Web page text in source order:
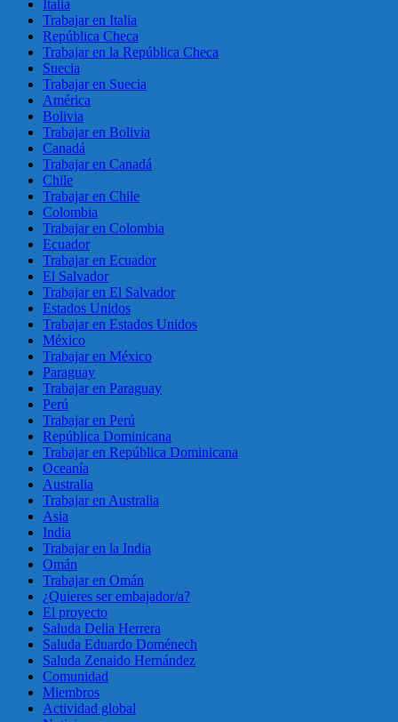
Italia
Trabajar en Italia
República Checa
Trabajar en la República Checa
Suecia
Trabajar en Suecia
América
Bolivia
Trabajar en Bolivia
Canadá
Trabajar en Canadá
Chile
Trabajar en Chile
Colombia
Trabajar en Colombia
Ecuador
Trabajar en Ecuador
El Salvador
Trabajar en El Salvador
Estados Unidos
Trabajar en Estados Unidos
México
Trabajar en México
Paraguay
Trabajar en Paraguay
Perú
Trabajar en Perú
República Dominicana
Trabajar en República Dominicana
Oceanía
Australia
Trabajar en Australia
Asia
India
Trabajar en la India
Omán
Trabajar en Omán
¿Quieres ser embajador/a?
El proyecto
Saluda Delia Herrera
Saluda Eduardo Doménech
Saluda Zenaido Hernández
Comunidad
Miembros
Actividad global